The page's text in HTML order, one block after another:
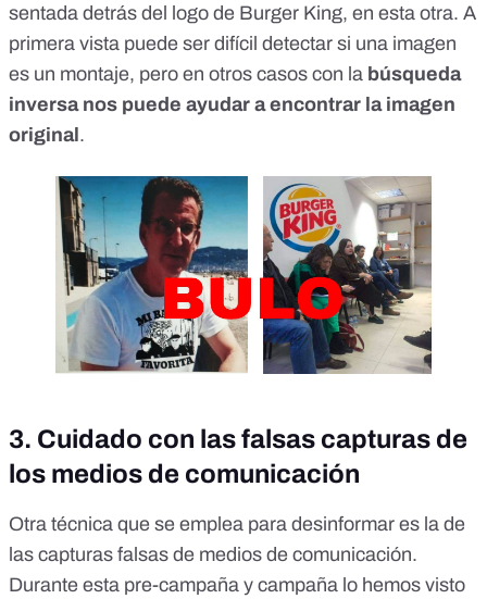
sentada detrás del logo de Burger King, en esta otra. A
primera vista puede ser difícil detectar si una imagen
es un montaje, pero en otros casos con la búsqueda
inversa nos puede ayudar a encontrar la imagen
original.
3. Cuidado con las falsas capturas de
los medios de comunicación
Otra técnica que se emplea para desinformar es la de
las capturas falsas de medios de comunicación.
Durante esta pre-campaña y campaña lo hemos visto